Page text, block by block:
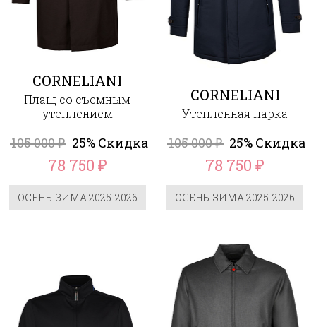
CORNELIANI
Плащ со съёмным
утеплением
105 000₽ 25% Скидка
78 750 ₽
ОСЕНЬ-ЗИМА 2025-2026
CORNELIANI
Утепленная парка
105 000₽ 25% Скидка
78 750₽
ОСЕНЬ-ЗИМА 2025-2026